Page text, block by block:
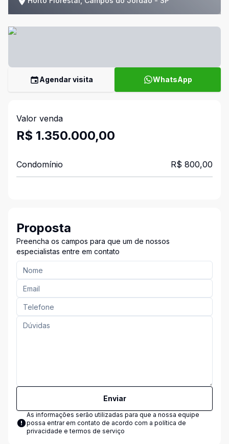
Agendar visita WhatsApp
Valor venda
R$ 1.350.000,00
Condomínio R$ 800,00
Proposta
Preencha os campos para que um de nossos
especialistas entre em contato
Enviar
As informações serão utilizadas para que a nossa equipe
possa entrar em contato de acordo com a política de
privacidade e termos de serviço